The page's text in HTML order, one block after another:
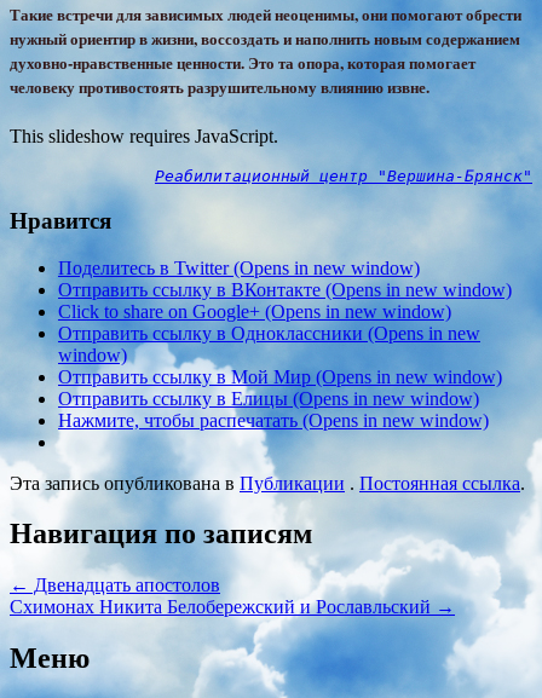
Такие встречи для зависимых людей неоценимы, они помогают обрести
нужный ориентир в жизни, воссоздать и наполнить новым содержанием
духовно-нравственные ценности. Это та опора, которая помогает
человеку противостоять разрушительному влиянию извне.
This slideshow requires JavaScript.
Реабилитационный центр "Вершина-Брянск"
Нравится
Поделитесь в Twitter (Opens in new window)
Отправить ссылку в ВКонтакте (Opens in new window)
Click to share on Google+ (Opens in new window)
Отправить ссылку в Одноклассники (Opens in new
window)
Отправить ссылку в Мой Мир (Opens in new window)
Отправить ссылку в Елицы (Opens in new window)
Нажмите, чтобы распечатать (Opens in new window)
Эта запись опубликована в Публикации . Постоянная ссылка.
Навигация по записям
← Двенадцать апостолов
Cхимонах Никита Белобережский и Рославльский →
Меню